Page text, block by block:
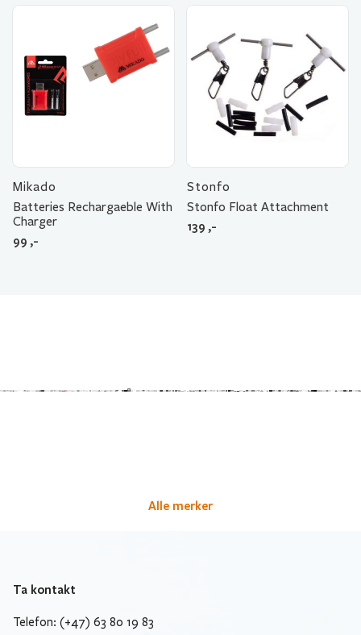
Mikado
Batteries Rechargaeble With
Charger
99 ,-
Stonfo
Stonfo Float Attachment
139 ,-
Alle merker
Ta kontakt
Telefon: (+47) 63 80 19 83